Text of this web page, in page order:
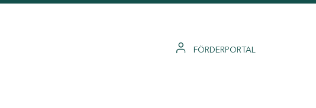
FÖRDERPORTAL